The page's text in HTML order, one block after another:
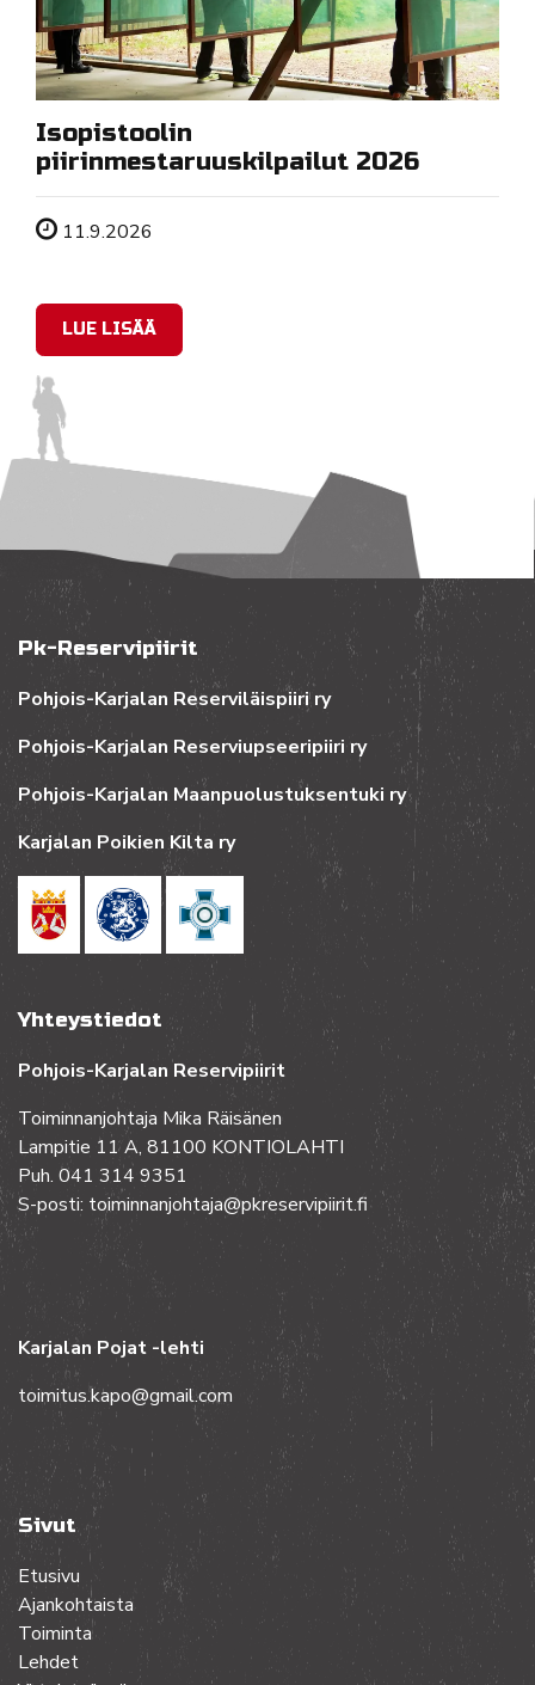
Isopistoolin
piirinmestaruuskilpailut 2026
Tapahtuman ajankohta
11.9.2026
LUE LISÄÄ
Pk-Reservipiirit
Pohjois-Karjalan Reserviläispiiri ry
Pohjois-Karjalan Reserviupseeripiiri ry
Pohjois-Karjalan Maanpuolustuksentuki ry
Karjalan Poikien Kilta ry
Yhteystiedot
Pohjois-Karjalan Reservipiirit
Toiminnanjohtaja Mika Räisänen
Lampitie 11 A, 81100 KONTIOLAHTI
Puh. 041 314 9351
S-posti: toiminnanjohtaja@pkreservipiirit.fi
Karjalan Pojat -lehti
toimitus.kapo@gmail.com
Sivut
Etusivu
Ajankohtaista
Toiminta
Lehdet